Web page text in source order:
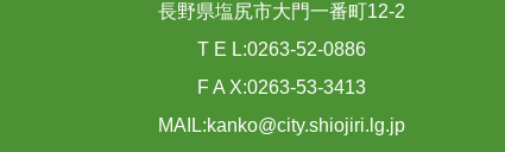
長野県塩尻市大門一番町12-2
T E L:0263-52-0886
F A X:0263-53-3413
MAIL:kanko@city.shiojiri.lg.jp